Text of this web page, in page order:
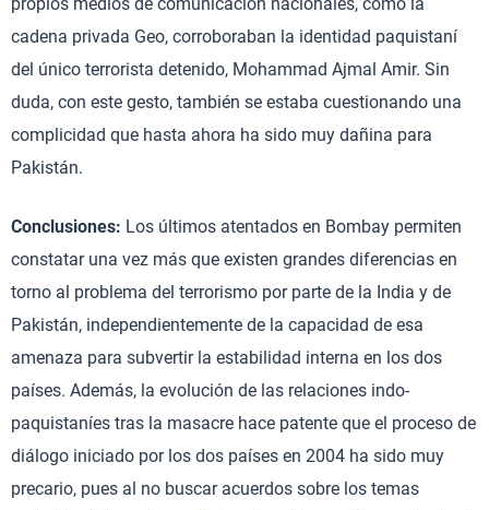
cadena privada Geo, corroboraban la identidad paquistaní
del único terrorista detenido, Mohammad Ajmal Amir. Sin
duda, con este gesto, también se estaba cuestionando una
complicidad que hasta ahora ha sido muy dañina para
Pakistán.
Conclusiones: Los últimos atentados en Bombay permiten
constatar una vez más que existen grandes diferencias en
torno al problema del terrorismo por parte de la India y de
Pakistán, independientemente de la capacidad de esa
amenaza para subvertir la estabilidad interna en los dos
países. Además, la evolución de las relaciones indo-
paquistaníes tras la masacre hace patente que el proceso de
diálogo iniciado por los dos países en 2004 ha sido muy
precario, pues al no buscar acuerdos sobre los temas